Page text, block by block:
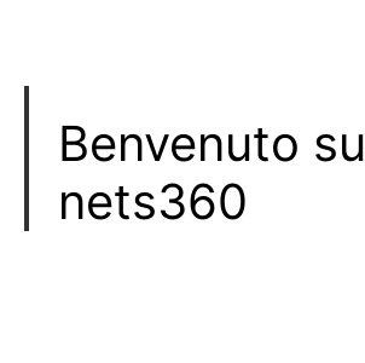
Benvenuto su
nets360